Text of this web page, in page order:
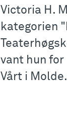
Victoria H.
kategorien
vant hun for
Vårt i Molde.